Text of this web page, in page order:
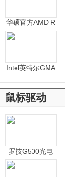
华硕官方AMD R
adeon HD 6370
M显卡驱动大全
Intel英特尔GMA
驱动
鼠标驱动
罗技G500光电
鼠标驱动套件